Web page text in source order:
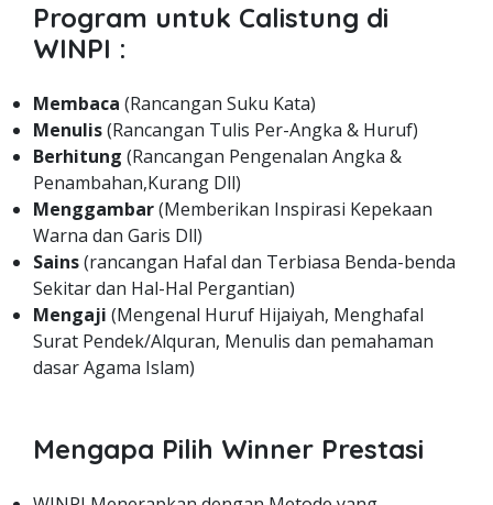
Program untuk Calistung di
WINPI :
Membaca (Rancangan Suku Kata)
Menulis(Rancangan Tulis Per-Angka & Huruf)
Berhitung (Rancangan Pengenalan Angka &
Penambahan,Kurang Dll)
Menggambar(Memberikan Inspirasi Kepekaan
Warna dan Garis Dll)
Sains(rancangan Hafal dan Terbiasa Benda-benda
Sekitar dan Hal-Hal Pergantian)
Mengaji (Mengenal Huruf Hijaiyah, Menghafal
Surat Pendek/Alquran, Menulis dan pemahaman
dasar Agama Islam)
Mengapa Pilih Winner Prestasi